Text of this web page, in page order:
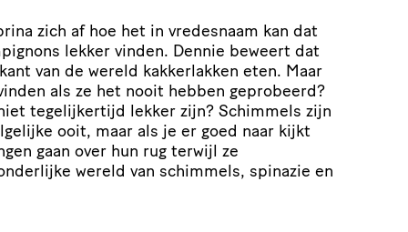
zich af hoe het in vredesnaam kan dat
lekker vinden. Dennie beweert dat
van de wereld kakkerlakken eten. Maar
als ze het nooit hebben geprobeerd?
tegelijkertijd lekker zijn? Schimmels zijn
ooit, maar als je er goed naar kijkt
gaan over hun rug terwijl ze
wereld van schimmels, spinazie en